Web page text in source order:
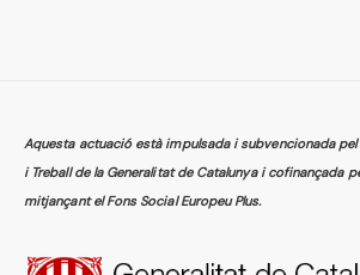
Aquesta actuació està impulsada i subvencionada pel
i Treball de la Generalitat de Catalunya i cofinançada
mitjançant el Fons Social Europeu Plus.